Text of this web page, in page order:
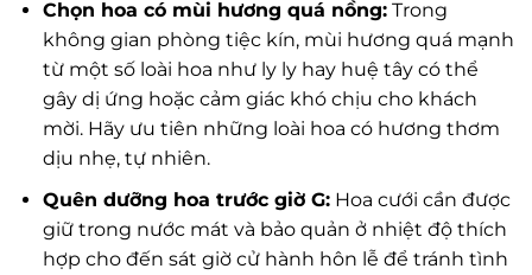
Chọn hoa có mùi hương quá nồng:Trong
không gian phòng tiệc kín, mùi hương quá mạnh
từ một số loài hoa như ly ly hay huệ tây có thể
gây dị ứng hoặc cảm giác khó chịu cho khách
mời. Hãy ưu tiên những loài hoa có hương thơm
dịu nhẹ, tự nhiên.
Quên dưỡng hoa trước giờ G:Hoa cưới cần được
giữ trong nước mát và bảo quản ở nhiệt độ thích
hợp cho đến sát giờ cử hành hôn lễ để tránh tình